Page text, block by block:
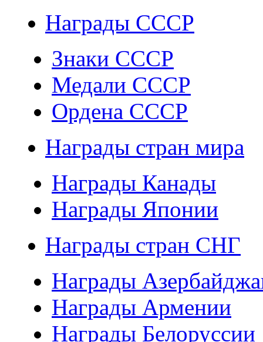
Награды СССР
Знаки СССР
Медали СССР
Ордена СССР
Награды стран мира
Награды Канады
Награды Японии
Награды стран СНГ
Награды
Награды Армении
Награды Белоруссии